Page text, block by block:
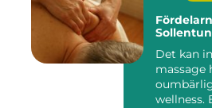
Det kan
massage
wellness.